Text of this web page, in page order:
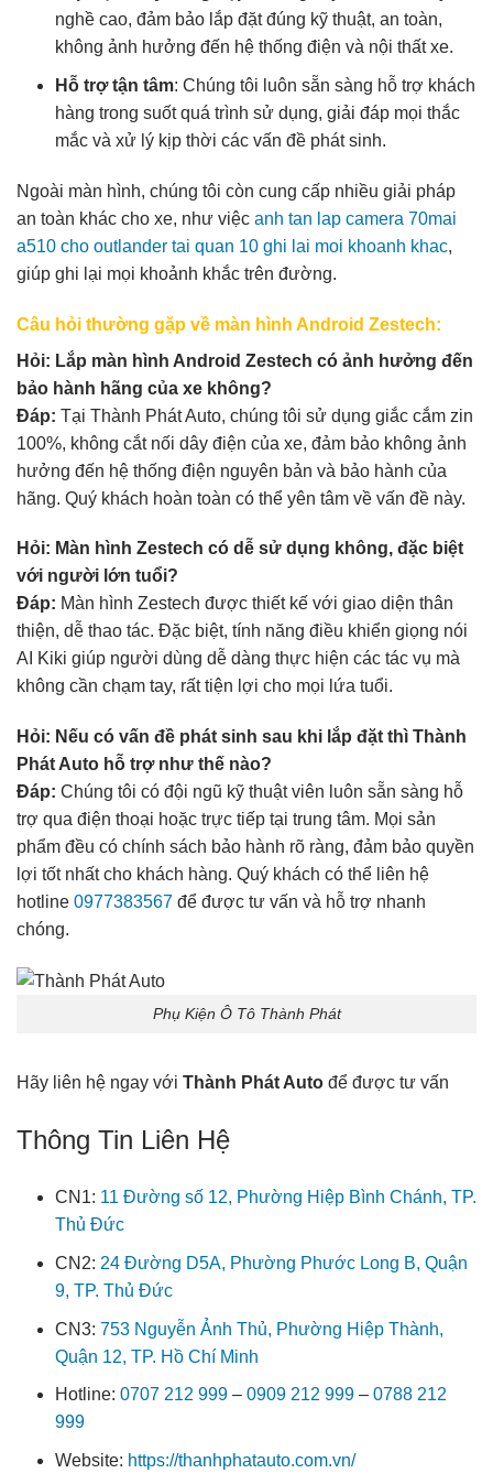
nghề cao, đảm bảo lắp đặt đúng kỹ thuật, an toàn,
không ảnh hưởng đến hệ thống điện và nội thất xe.
Hỗ trợ tận tâm: Chúng tôi luôn sẵn sàng hỗ trợ khách
hàng trong suốt quá trình sử dụng, giải đáp mọi thắc
mắc và xử lý kịp thời các vấn đề phát sinh.
Ngoài màn hình, chúng tôi còn cung cấp nhiều giải pháp
an toàn khác cho xe, như việc anh tan lap camera 70mai
a510 cho outlander tai quan 10 ghi lai moi khoanh khac,
giúp ghi lại mọi khoảnh khắc trên đường.
Câu hỏi thường gặp về màn hình Android Zestech:
Hỏi: Lắp màn hình Android Zestech có ảnh hưởng đến
bảo hành hãng của xe không?
Đáp: Tại Thành Phát Auto, chúng tôi sử dụng giắc cắm zin
100%, không cắt nối dây điện của xe, đảm bảo không ảnh
hưởng đến hệ thống điện nguyên bản và bảo hành của
hãng. Quý khách hoàn toàn có thể yên tâm về vấn đề này.
Hỏi: Màn hình Zestech có dễ sử dụng không, đặc biệt
với người lớn tuổi?
Đáp: Màn hình Zestech được thiết kế với giao diện thân
thiện, dễ thao tác. Đặc biệt, tính năng điều khiển giọng nói
AI Kiki giúp người dùng dễ dàng thực hiện các tác vụ mà
không cần chạm tay, rất tiện lợi cho mọi lứa tuổi.
Hỏi: Nếu có vấn đề phát sinh sau khi lắp đặt thì Thành
Phát Auto hỗ trợ như thế nào?
Đáp: Chúng tôi có đội ngũ kỹ thuật viên luôn sẵn sàng hỗ
trợ qua điện thoại hoặc trực tiếp tại trung tâm. Mọi sản
phẩm đều có chính sách bảo hành rõ ràng, đảm bảo quyền
lợi tốt nhất cho khách hàng. Quý khách có thể liên hệ
hotline 0977383567 để được tư vấn và hỗ trợ nhanh
chóng.
Phụ Kiện Ô Tô Thành Phát
Hãy liên hệ ngay với Thành Phát Auto để được tư vấn
Thông Tin Liên Hệ
CN1: 11 Đường số 12, Phường Hiệp Bình Chánh, TP.
Thủ Đức
CN2: 24 Đường D5A, Phường Phước Long B, Quận
9, TP. Thủ Đức
CN3: 753 Nguyễn Ảnh Thủ, Phường Hiệp Thành,
Quận 12, TP. Hồ Chí Minh
Hotline: 0707 212 999 – 0909 212 999 – 0788 212
999
Website: https://thanhphatauto.com.vn/